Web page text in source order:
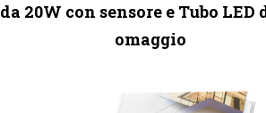
da 20W con sensore e Tubo LED
omaggio